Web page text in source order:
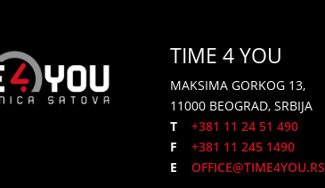
TIME 4 YOU
MAKSIMA GORKOG 13,
11000 BEOGRAD, SRBIJA
T +381 11 24 51 490
F +381 11 245 1490
E OFFICE@TIME4YOU.RS